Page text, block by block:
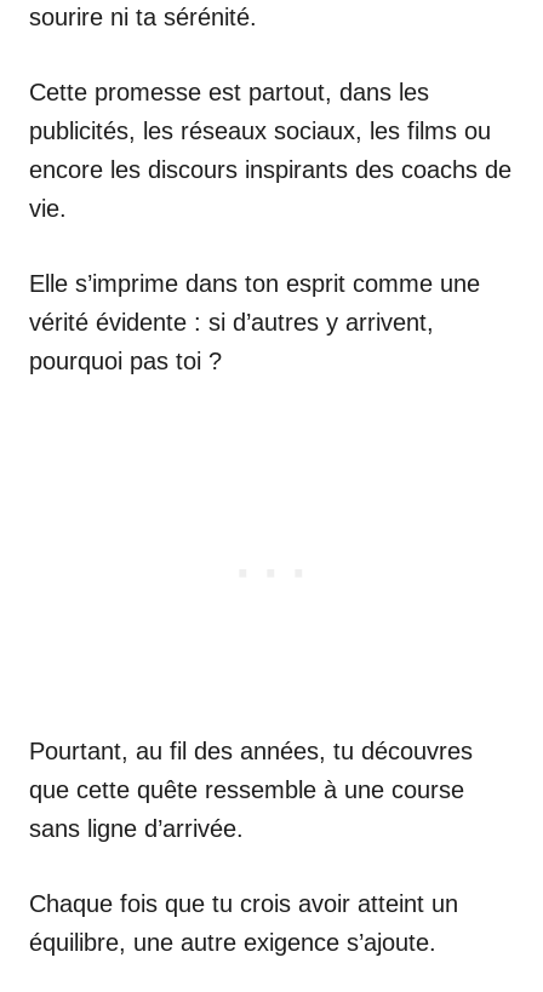
sourire ni ta sérénité.
Cette promesse est partout, dans les
publicités, les réseaux sociaux, les films ou
encore les discours inspirants des coachs de
vie.
Elle s’imprime dans ton esprit comme une
vérité évidente : si d’autres y arrivent,
pourquoi pas toi ?
Pourtant, au fil des années, tu découvres
que cette quête ressemble à une course
sans ligne d’arrivée.
Chaque fois que tu crois avoir atteint un
équilibre, une autre exigence s’ajoute.